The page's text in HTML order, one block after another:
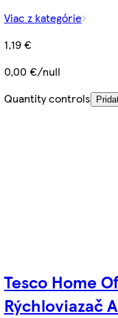
Viac z kategórie
1,19 €
0,00 €/null
Quantity controls
Tesco Home
Rýchloviazač